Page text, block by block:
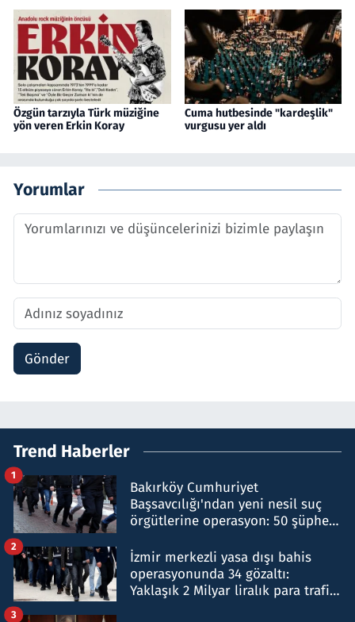
Özgün tarzıyla Türk müziğine
yön veren Erkin Koray
Cuma hutbesinde "kardeşlik"
vurgusu yer aldı
Yorumlar
Gönder
Trend Haberler
Bakırköy Cumhuriyet
Başsavcılığı'ndan yeni nesil suç
örgütlerine operasyon: 50 şüpheli
1
İzmir merkezli yasa dışı bahis
operasyonunda 34 gözaltı:
Yaklaşık 2 Milyar liralık para trafiği
2
3